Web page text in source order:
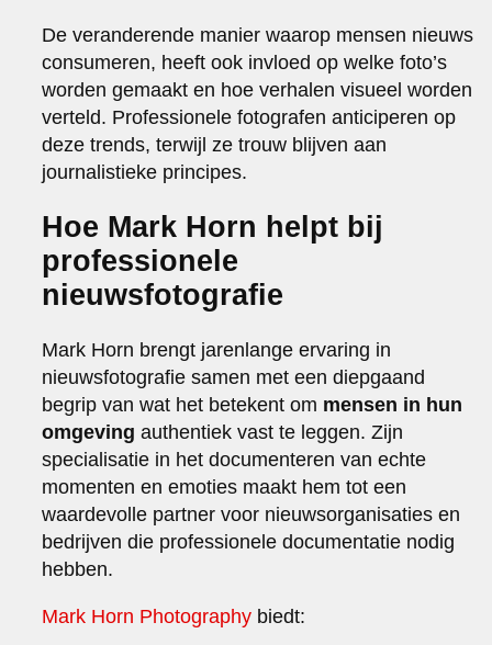
De veranderende manier waarop mensen nieuws
consumeren, heeft ook invloed op welke foto’s
worden gemaakt en hoe verhalen visueel worden
verteld. Professionele fotografen anticiperen op
deze trends, terwijl ze trouw blijven aan
journalistieke principes.
Hoe Mark Horn helpt bij
professionele
nieuwsfotografie
Mark Horn brengt jarenlange ervaring in
nieuwsfotografie samen met een diepgaand
begrip van wat het betekent om mensen in hun
omgeving authentiek vast te leggen. Zijn
specialisatie in het documenteren van echte
momenten en emoties maakt hem tot een
waardevolle partner voor nieuwsorganisaties en
bedrijven die professionele documentatie nodig
hebben.
Mark Horn Photography biedt: